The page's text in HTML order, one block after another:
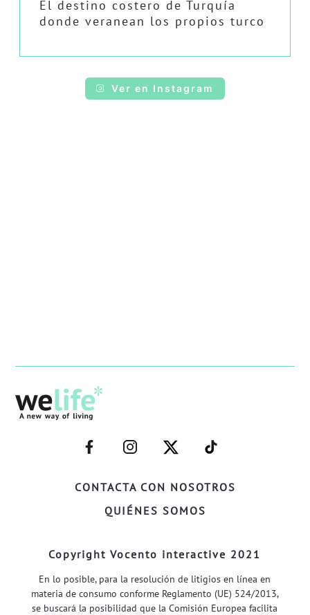
El destino costero de Turquía
donde veranean los propios turco
Ver en Instagram
CONTACTA CON NOSOTROS
QUIÉNES SOMOS
–
FACEBOOK–
–
INSTAGRAM–
–
TWITTER–
–
WELIFE–
Copyright Vocento interactive 2021
En lo posible, para la resolución de litigios en línea en
materia de consumo conforme Reglamento (UE) 524/2013,
se buscará la posibilidad que la Comisión Europea facilita